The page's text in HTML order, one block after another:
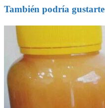
entradas
También podría gustarte